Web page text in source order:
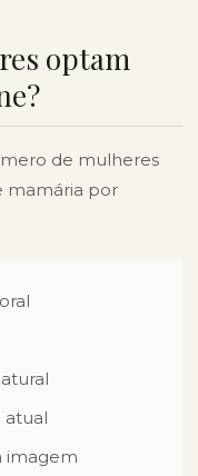
optam
de mulheres
mamária por
atual
imagem